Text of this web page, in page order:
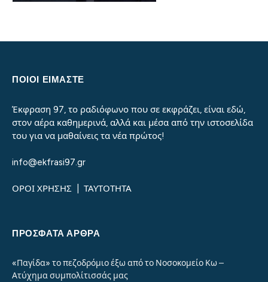
ΠΟΙΟΙ ΕΙΜΑΣΤΕ
Έκφραση 97, το ραδιόφωνο που σε εκφράζει, είναι εδώ,
στον αέρα καθημερινά, αλλά και μέσα από την ιστοσελίδα
του για να μαθαίνεις τα νέα πρώτος!
info@ekfrasi97.gr
ΟΡΟΙ ΧΡΗΣΗΣ ΤΑΥΤΟΤΗΤΑ
ΠΡΌΣΦΑΤΑ ΆΡΘΡΑ
«Παγίδα» το πεζοδρόμιο έξω από το Νοσοκομείο Κω –
Ατύχημα συμπολίτισσάς μας